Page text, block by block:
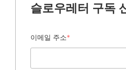
슬로우레터 구독
이메일 주소*